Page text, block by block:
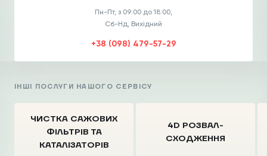
Пн-Пт, з 09:00 до 18:00,
Сб-Нд, Вихідний
+38 (098) 479-57-29
ІНШІ ПОСЛУГИ НАШОГО СЕРВІСУ
ЧИСТКА CАЖОВИХ
ФІЛЬТРІВ ТА
КАТАЛІЗАТОРІВ
4D РОЗВАЛ-
СХОДЖЕННЯ